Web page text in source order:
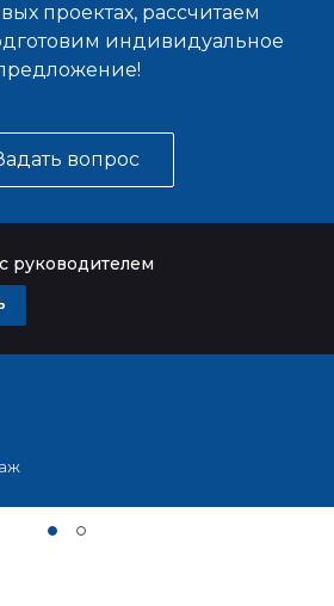
проектах, рассчитаем
индивидуальное
вопрос
руководителем